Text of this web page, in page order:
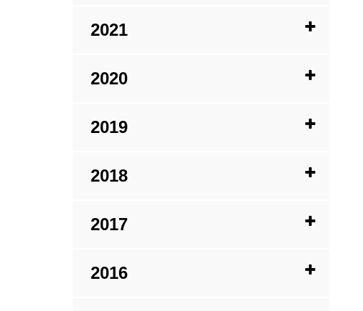
2021
2020
2019
2018
2017
2016